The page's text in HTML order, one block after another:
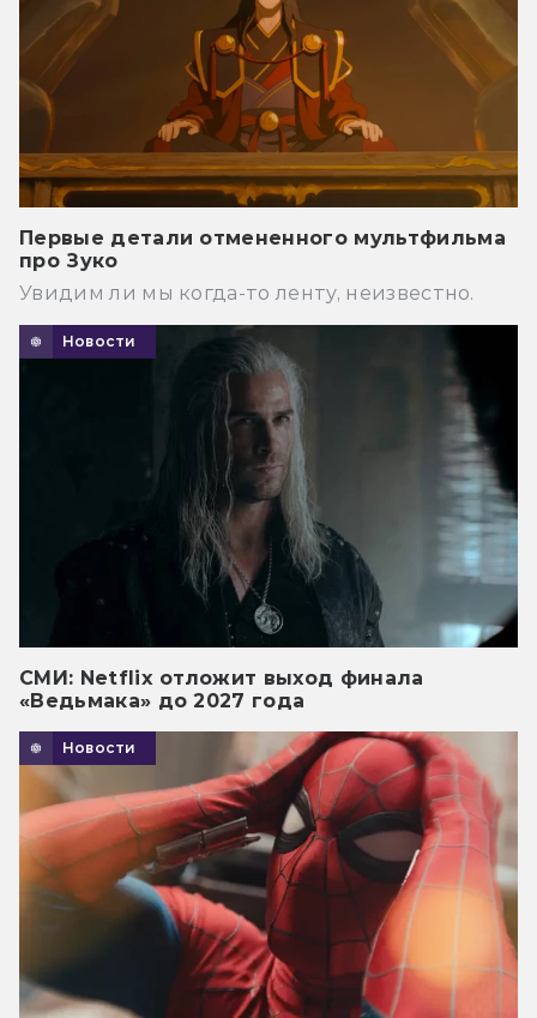
Первые детали отмененного мультфильма
про Зуко
Увидим ли мы когда-то ленту, неизвестно.
Новости
СМИ: Netflix отложит выход финала
«Ведьмака» до 2027 года
Новости